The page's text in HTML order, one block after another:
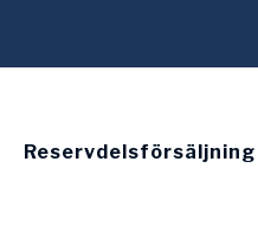
Reservdelsförsäljning